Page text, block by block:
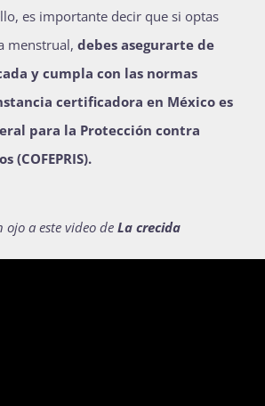
es importante decir que si optas
menstrual, debes asegurarte de
y cumpla con las normas
certificadora en México es
para la Protección contra
(COFEPRIS).
ojo a este video de La crecida